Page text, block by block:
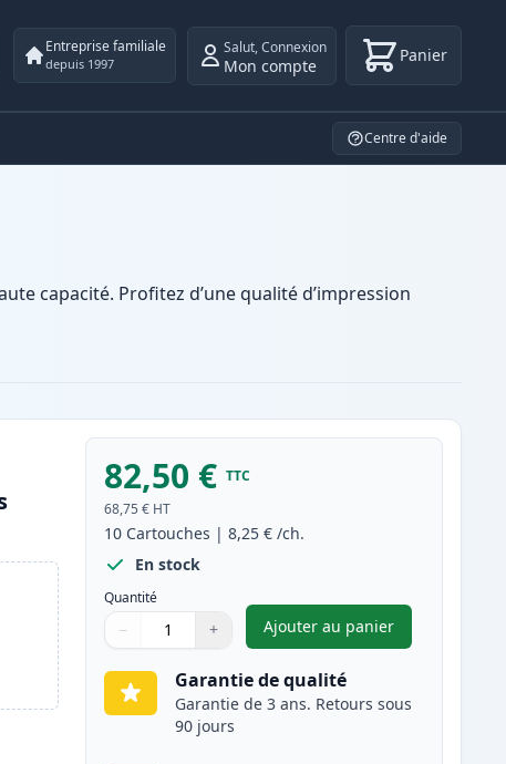
Entreprise familiale
depuis 1997
Salut,Connexion
Mon compte Panier
Centre d'aide
capacité. Profitez d’une qualité d’impression
82,50 € TTC
68,75 € HT
10 Cartouches |8,25 € /ch.
En stock
Quantité
Quantité
Utilisez les boutons pour ajuster
− +
Quantité
Ajouter au panier
,Pack de 10 Brother
Garantie de qualité
Garantie de 3 ans. Retours sous
90 jours